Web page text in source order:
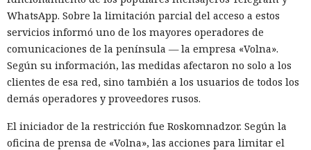
WhatsApp. Sobre la limitación parcial del acceso a estos
servicios informó uno de los mayores operadores de
comunicaciones de la península — la empresa «Volna».
Según su información, las medidas afectaron no solo a los
clientes de esa red, sino también a los usuarios de todos los
demás operadores y proveedores rusos.
El iniciador de la restricción fue Roskomnadzor. Según la
oficina de prensa de «Volna», las acciones para limitar el